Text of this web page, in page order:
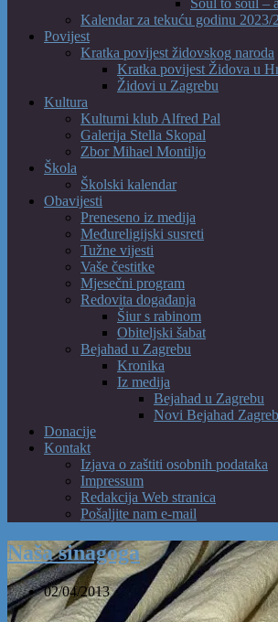
Soul to soul –
Kalendar za tekuću godinu 2023/
Povijest
Kratka povijest židovskog naroda
Kratka povijest Židova u
Židovi u Zagrebu
Kultura
Kulturni klub Alfred Pal
Galerija Stella Skopal
Zbor Mihael Montiljo
Škola
Školski kalendar
Obavijesti
Preneseno iz medija
Međureligijski susreti
Tužne vijesti
Vaše čestitke
Mjesečni program
Redovita događanja
Šiur s rabinom
Obiteljski šabat
Bejahad u Zagrebu
Kronika
Iz medija
Bejahad u Zagrebu
Novi Bejahad Zagreb
Donacije
Kontakt
Izjava o zaštiti osobnih podataka
Impressum
Redakcija Web stranica
Pošaljite nam e-mail
Naša sinagoga
02/04/2013